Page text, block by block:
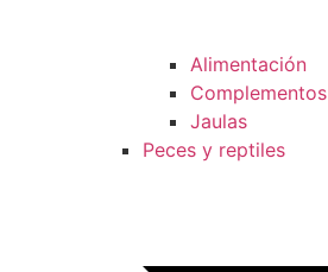
Alimentación
Complementos
Jaulas
Peces y reptiles